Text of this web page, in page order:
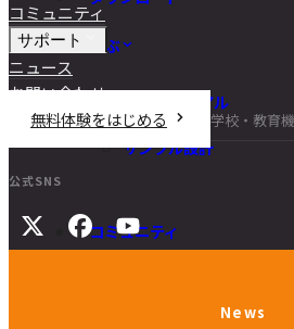
学ぶ
チュートリアル
DIY講座
サンプル設計
コミュニティ
コミュニティ
サポート
ニュース
お問い合わせ
無料体験をはじめる
学校・教育
公式SNS
News